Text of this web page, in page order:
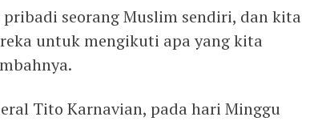
seorang Muslim sendiri, dan kita
untuk mengikuti apa yang kita
Tito Karnavian, pada hari Minggu